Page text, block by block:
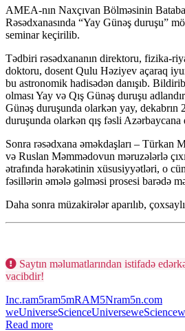
AMEA-nın Naxçıvan Bölməsinin
Rəsədxanasında “Yay Günəş duruşu”
seminar keçirilib.
Tədbiri rəsədxananın direktoru, fizika-
doktoru, dosent Qulu Həziyev açaraq
bu astronomik hadisədən danışıb.
olması Yay və Qış Günəş duruşu
Günəş duruşunda olarkən yay, dekabrın
duruşunda olarkən qış fəsli
Sonra rəsədxana əməkdaşları –
və Ruslan Məmmədovun məruzələrlə
ətrafında hərəkətinin xüsusiyyətləri, o
fəsillərin əmələ gəlməsi prosesi barədə
Daha sonra müzakirələr aparılıb,
Saytın məlumatlarından istifadə
vacibdir!
Inc.ram5ram5mRAM5Nram5n.com
weUniverseScienceUniverseweScience
Read more